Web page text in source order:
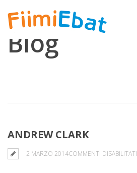
Blog
ANDREW CLARK
2 MARZO 2014COMMENTI DISABILITATI